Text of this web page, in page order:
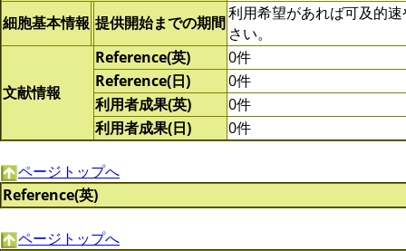
細胞基本情報 提供開始までの期間利用希望があれば可及的
さい。
文献情報
Reference(英)
0件
Reference(日)
0件
利用者成果(英)
0件
利用者成果(日)
0件
ページトップへ
Reference(英)
ページトップへ